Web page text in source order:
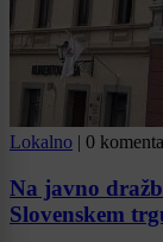
Lokalno | 0
Na javno
Slovenskem